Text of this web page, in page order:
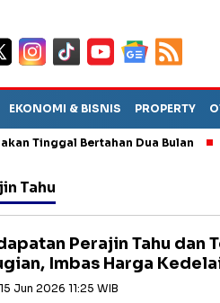
EKONOMI & BISNIS PROPERTY
Bertahan Dua Bulan
Tahu
Perajin Tahu dan
Imbas Harga
Jun 2026 11:25 WIB